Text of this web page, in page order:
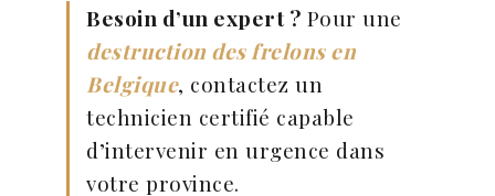
Besoin d’un expert ? Pour une
destruction des frelons en
Belgique, contactez un
technicien certifié capable
d’intervenir en urgence dans
votre province.